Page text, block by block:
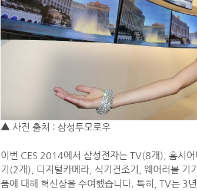
▲ 사진 출처 : 삼성투모로우
이번 CES 2014에서 삼성전자는 TV(8개), 홈시
기(2개), 디지털카메라, 식기건조기, 웨어러블 기
품에 대해 혁신상을 수여했습니다. 특히, TV는